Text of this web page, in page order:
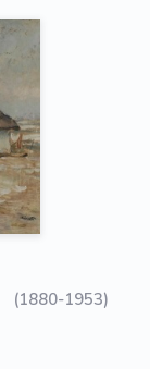
(1880-1953)